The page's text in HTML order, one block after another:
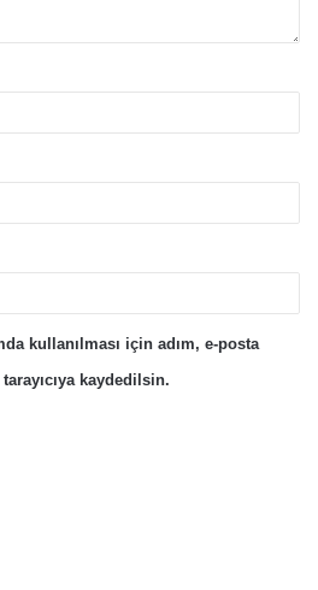
kullanılması için adım, e-posta
kaydedilsin.